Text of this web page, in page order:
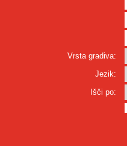
Vrsta gradiva:
Jezik:
Išči po: